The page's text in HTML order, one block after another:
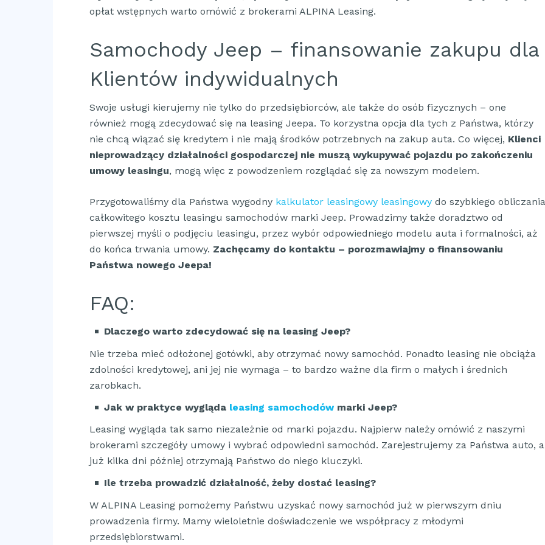
opłat wstępnych warto omówić z brokerami ALPINA Leasing.
Samochody Jeep – finansowanie zakupu dla
Klientów indywidualnych
Swoje usługi kierujemy nie tylko do przedsiębiorców, ale także do osób fizycznych – one
również mogą zdecydować się na leasing Jeepa. To korzystna opcja dla tych z Państwa, którzy
nie chcą wiązać się kredytem i nie mają środków potrzebnych na zakup auta. Co więcej, Klienci
nieprowadzący działalności gospodarczej nie muszą wykupywać pojazdu po zakończeniu
umowy leasingu, mogą więc z powodzeniem rozglądać się za nowszym modelem.
Przygotowaliśmy dla Państwa wygodny kalkulator leasingowy leasingowy do szybkiego obliczania
całkowitego kosztu leasingu samochodów marki Jeep. Prowadzimy także doradztwo od
pierwszej myśli o podjęciu leasingu, przez wybór odpowiedniego modelu auta i formalności, aż
do końca trwania umowy. Zachęcamy do kontaktu – porozmawiajmy o finansowaniu
Państwa nowego Jeepa!
FAQ:
Dlaczego warto zdecydować się na leasing Jeep?
Nie trzeba mieć odłożonej gotówki, aby otrzymać nowy samochód. Ponadto leasing nie obciąża
zdolności kredytowej, ani jej nie wymaga – to bardzo ważne dla firm o małych i średnich
zarobkach.
Jak w praktyce wygląda leasing samochodówmarki Jeep?
Leasing wygląda tak samo niezależnie od marki pojazdu. Najpierw należy omówić z naszymi
brokerami szczegóły umowy i wybrać odpowiedni samochód. Zarejestrujemy za Państwa auto, a
już kilka dni później otrzymają Państwo do niego kluczyki.
Ile trzeba prowadzić działalność, żeby dostać leasing?
W ALPINA Leasing pomożemy Państwu uzyskać nowy samochód już w pierwszym dniu
prowadzenia firmy. Mamy wieloletnie doświadczenie we współpracy z młodymi
przedsiębiorstwami.